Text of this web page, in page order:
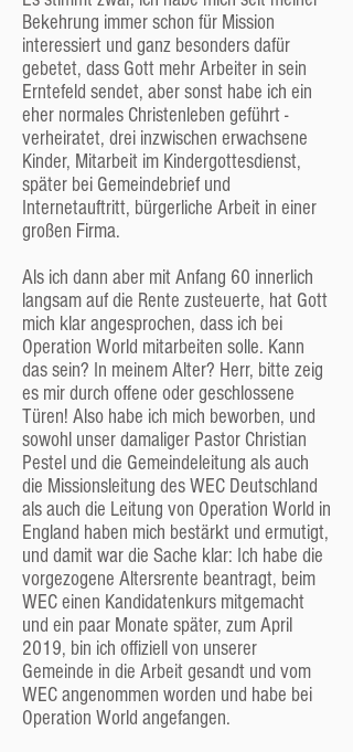
zu nennen, zurzeit ca. 150 Mitglieder, 100
Freunde und 90 Kinder in unseren Listen.
Leitung und Entscheidungen
Die höchste Instanz
Das wichtigste Gremium und die letztlich
entscheidende Instanz ist die
„Gemeindestunde“, das ist die Versammlung
der Mitglieder und Freunde, die ca. 5-mal im
Jahr tagt und alle wichtigen Dinge berät und
die offiziellen Mitglieder – das ist in
Deutschland per Gesetz so vorgeschrieben.
Dieses Gremium wählt auch die Mitglieder der
Gemeindeleitung:
Die Gemeindeleitung
Die Gemeindeleitung kümmert sich um die
vielen Themen, die in der Gemeinde ständig
anstehen. Wichtige Entscheidungen müssen
allerdings immer von der
Mitgliederversammlung (s. oben) bestätigt
werden.
Die Gemeindeleitung besteht aus den beiden
hauptamtlichen Mitarbeitern der Gemeinde,
dem Pastor und dem Jungendreferent, sowie
drei von der Mitgliederversammlung
gewählten ehrenamtlichen
Gemeindemitgliedern, Männern oder Frauen,
die „Älteste“ genannt werden.
Formaler und offizieller Leiter der Gemeinde ist
Bekehrung immer schon für Mission
interessiert und ganz besonders dafür
gebetet, dass Gott mehr Arbeiter in sein
Erntefeld sendet, aber sonst habe ich ein
eher normales Christenleben geführt -
verheiratet, drei inzwischen erwachsene
Kinder, Mitarbeit im Kindergottesdienst,
später bei Gemeindebrief und
Internetauftritt, bürgerliche Arbeit in einer
großen Firma.
Als ich dann aber mit Anfang 60 innerlich
langsam auf die Rente zusteuerte, hat Gott
mich klar angesprochen, dass ich bei
Operation World mitarbeiten solle. Kann
das sein? In meinem Alter? Herr, bitte zeig
es mir durch offene oder geschlossene
Türen! Also habe ich mich beworben, und
sowohl unser damaliger Pastor Christian
Pestel und die Gemeindeleitung als auch
die Missionsleitung des WEC Deutschland
als auch die Leitung von Operation World in
England haben mich bestärkt und ermutigt,
und damit war die Sache klar: Ich habe die
vorgezogene Altersrente beantragt, beim
WEC einen Kandidatenkurs mitgemacht
und ein paar Monate später, zum April
2019, bin ich offiziell von unserer
Gemeinde in die Arbeit gesandt und vom
WEC angenommen worden und habe bei
Operation World angefangen.